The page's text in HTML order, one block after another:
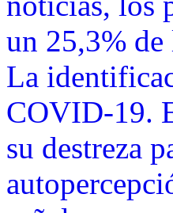
un 25,3% de
La
COVID-19.
su destreza